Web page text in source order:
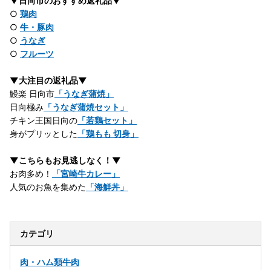
○ 鶏肉
○ 牛・豚肉
○ うなぎ
○ フルーツ
▼大注目の返礼品▼
鰻楽 日向市 「うなぎ蒲焼」
日向極み 「うなぎ蒲焼セット」
チキン王国日向の 「若鶏セット」
身がプリッとした 「鶏もも 切身」
▼こちらもお見逃しなく！▼
お肉多め！
「宮崎牛カレー」
人気のお魚を集めた 「海鮮丼」
カテゴリ
肉・ハム類牛肉